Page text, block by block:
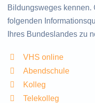
Bildungsweges kennen.
folgenden
Ihres Bundeslandes zu
VHS online
Abendschule
Kolleg
Telekolleg